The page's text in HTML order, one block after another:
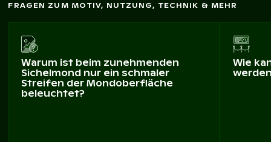
FRAGEN ZUM MOTIV, NUTZUNG, TECHNIK & MEHR
Warum ist beim zunehmenden
Sichelmond nur ein schmaler
Streifen der Mondoberfläche
beleuchtet?
Wie